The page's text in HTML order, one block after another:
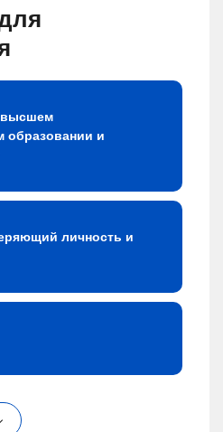
высшем
образовании и
личность и